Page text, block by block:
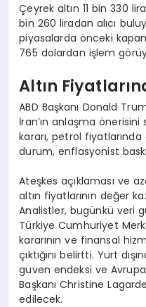
Çeyrek altın 11 bin 330
bin 260 liradan alıcı
piyasalarda önceki
765 dolardan işlem
Altın
ABD Başkanı Donald
İran’ın anlaşma
kararı, petrol
durum, enflasyonist
Ateşkes açıklaması ve
altın fiyatlarının değer
Analistler, bugünkü veri
Türkiye Cumhuriyet
kararının ve finansal
çıktığını belirtti. Yurt
güven endeksi ve Avrupa
Başkanı Christine
edilecek.